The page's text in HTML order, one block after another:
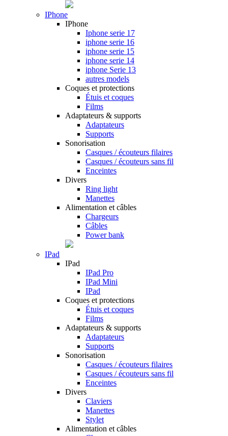
IPhone
IPhone
Iphone serie 17
iphone serie 16
iphone serie 15
iphone serie 14
iphone Serie 13
autres models
Coques et protections
Étuis et coques
Films
Adaptateurs & supports
Adaptateurs
Supports
Sonorisation
Casques / écouteurs filaires
Casques / écouteurs sans fil
Enceintes
Divers
Ring light
Manettes
Alimentation et câbles
Chargeurs
Câbles
Power bank
IPad
IPad
IPad Pro
IPad Mini
IPad
Coques et protections
Étuis et coques
Films
Adaptateurs & supports
Adaptateurs
Supports
Sonorisation
Casques / écouteurs filaires
Casques / écouteurs sans fil
Enceintes
Divers
Claviers
Manettes
Stylet
Alimentation et câbles